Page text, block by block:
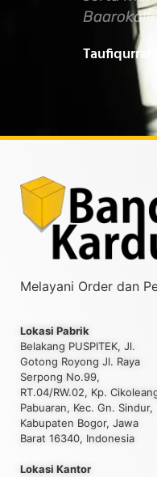
Baarokallahu
Taufiqurrahman MZ
Melayani Order dan
Lokasi Pabrik
Belakang PUSPITEK, Jl.
Gotong Royong Jl. Raya
Serpong No.99,
RT.04/RW.02, Kp.
Pabuaran, Kec. Gn. Sindur,
Kabupaten Bogor, Jawa
Barat 16340, Indonesia
Lokasi Kantor